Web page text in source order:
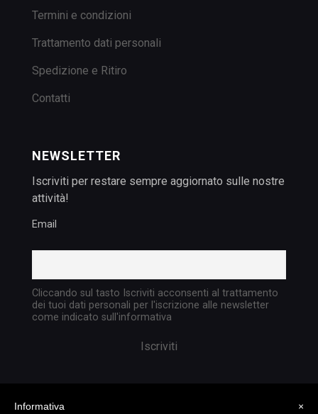
Termini e condizioni
Trattamento dati personali
Spedizione e Ritiro
Contatti
NEWSLETTER
Iscriviti per restare sempre aggiornato sulle nostre
attività!
Email
Cliccando sul tasto Iscriviti acconsenti al trattamento
dei tuoi dati personali per l'iscrizione alle newsletter
come indicato sull'informativa
×
Informativa